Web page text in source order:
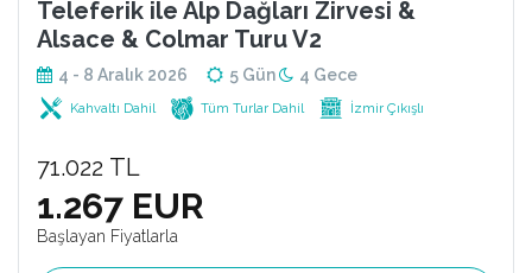
Teleferik ile Alp Dağları Zirvesi &
Alsace & Colmar Turu V2
4 - 8 Aralık 2026 5 Gün 4 Gece
Kahvaltı Dahil Tüm Turlar Dahil İzmir Çıkışlı
71.022 TL
1.267 EUR
Başlayan Fiyatlarla